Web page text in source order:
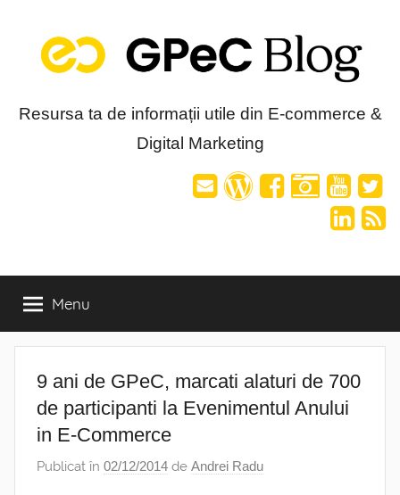
content
Blog-
Resursa ta de informații utile din E-commerce &
Digital Marketing
Menu
9 ani de GPeC, marcati alaturi de 700
de participanti la Evenimentul Anului
in E-Commerce
Publicat în 02/12/2014 de Andrei Radu